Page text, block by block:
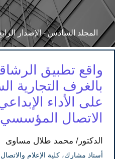
المجلد السادس - الإصدار الرابع
واقع تطبيق
بالغرف التجارية
على الأداء
الاتصال المؤسسي
الدكتور/ محمد طلال مساوى
أستاذ مشارك، كلية الإعلام